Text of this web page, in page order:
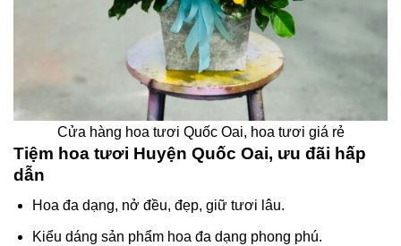
Cửa hàng hoa tươi Quốc Oai, hoa tươi giá rẻ
Tiệm hoa tươi Huyện Quốc Oai, ưu đãi hấp
dẫn
Hoa đa dạng, nở đều, đẹp, giữ tươi lâu.
Kiểu dáng sản phẩm hoa đa dạng phong phú.